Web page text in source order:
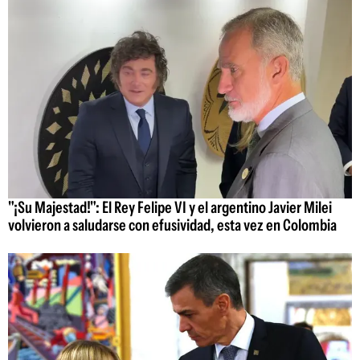
"¡Su Majestad!": El Rey Felipe VI y el argentino Javier Milei
volvieron a saludarse con efusividad, esta vez en Colombia